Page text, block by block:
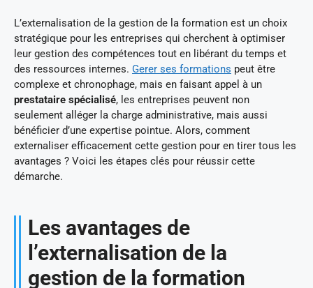
L’externalisation de la gestion de la formation est un choix
stratégique pour les entreprises qui cherchent à optimiser
leur gestion des compétences tout en libérant du temps et
des ressources internes. Gerer ses formations peut être
complexe et chronophage, mais en faisant appel à un
prestataire spécialisé, les entreprises peuvent non
seulement alléger la charge administrative, mais aussi
bénéficier d’une expertise pointue. Alors, comment
externaliser efficacement cette gestion pour en tirer tous les
avantages ? Voici les étapes clés pour réussir cette
démarche.
Les avantages de
l’externalisation de la
gestion de la formation